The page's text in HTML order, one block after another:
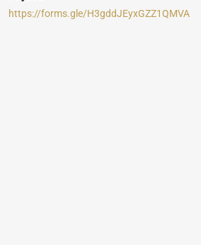
https://forms.gle/H3gddJEyxGZZ1QMVA